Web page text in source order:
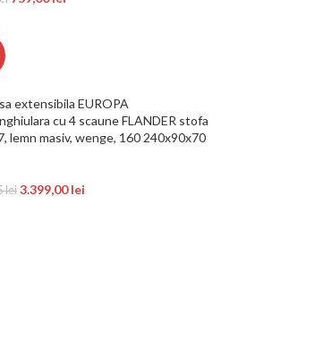
extensibila EUROPA
cu 4 scaune FLANDER stofa
lemn masiv, wenge, 160 240x90x70
lei 3.399,00lei